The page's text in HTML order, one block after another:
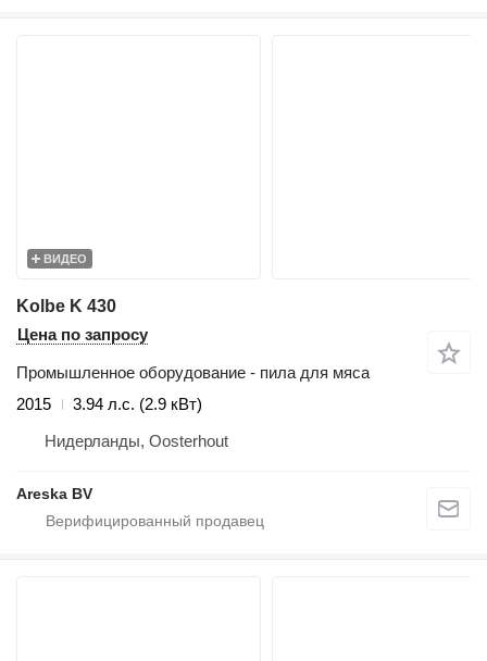
ВИДЕО
Kolbe K 430
Цена по запросу
Промышленное оборудование - пила для мяса
2015
3.94 л.с. (2.9 кВт)
Нидерланды, Oosterhout
Areska BV